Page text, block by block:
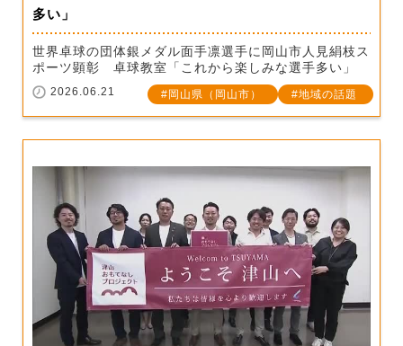
多い」
世界卓球の団体銀メダル面手凛選手に岡山市人見絹枝ス
ポーツ顕彰 卓球教室「これから楽しみな選手多い」
2026.06.21 岡山県（岡山市） 地域の話題